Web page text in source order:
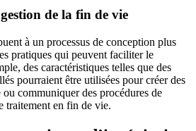
de la fin de vie
à un processus de conception plus
pratiques qui peuvent faciliter le
des caractéristiques telles que des
pourraient être utilisées pour créer des
communiquer des procédures de
traitement en fin de vie.